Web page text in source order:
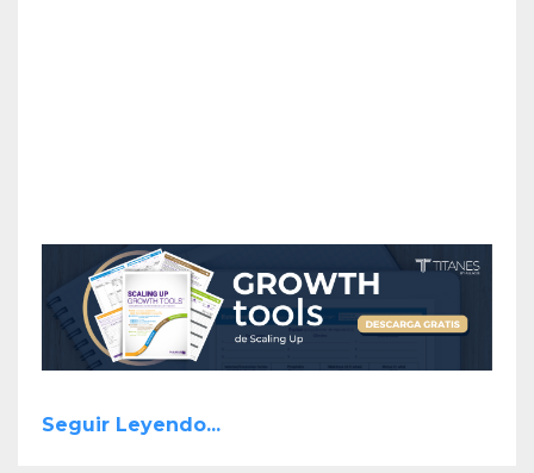
Seguir Leyendo...